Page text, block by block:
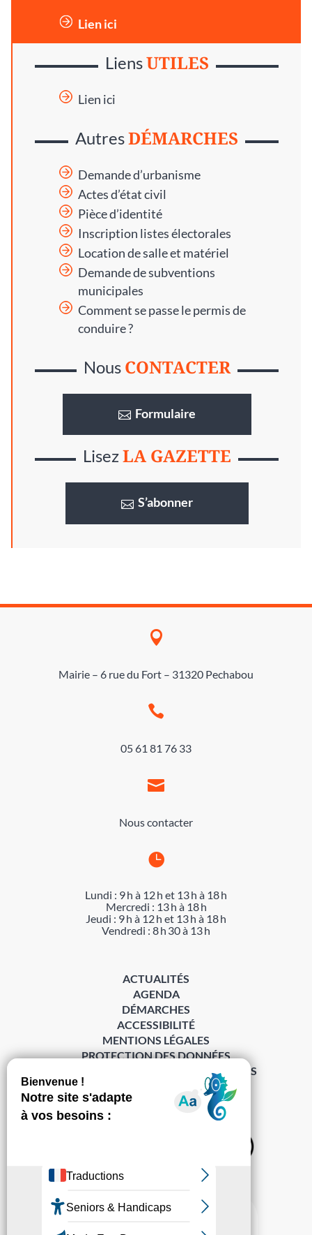
Lien ici
LiensUTILES
Lien ici
AutresDÉMARCHES
Demande d’urbanisme
Actes d’état civil
Pièce d’identité
Inscription listes électorales
Location de salle et matériel
Demande de subventions
municipales
Comment se passe le permis de
conduire ?
Nous CONTACTER
Formulaire
LisezLA GAZETTE
S’abonner

Mairie – 6 rue du Fort – 31320 Pechabou

05 61 81 76 33

Nous contacter

Lundi : 9 h à 12 h et 13 h à 18 h
Mercredi : 13 h à 18 h
Jeudi : 9 h à 12 h et 13 h à 18 h
Vendredi : 8 h 30 à 13 h
S’abonner à la Gazette ›
ACTUALITÉS
AGENDA
DÉMARCHES
ACCESSIBILITÉ
MENTIONS LÉGALES
PROTECTION DES DONNÉES
POLITIQUE DE GESTION DES COOKIES